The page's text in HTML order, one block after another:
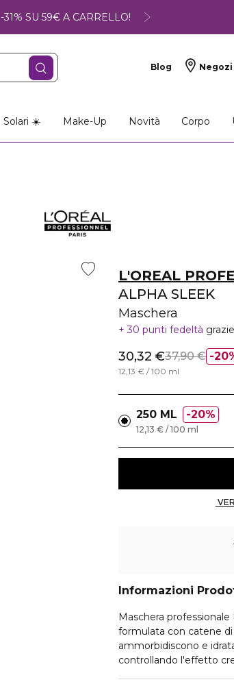
-31% SU 59€ A CARRELLO!
Blog
Solari ☀️ Make-Up Novità Corpo
L'OREAL
ALPHA SLEEK
Maschera
30 punti fedeltà
30,32 €37,90 €
12,13 € / 100 ml
250 ML 20%
12,13 € / 100 ml
Informazioni
Maschera
formulata con catene
ammorbidiscono e
controllando l'effetto